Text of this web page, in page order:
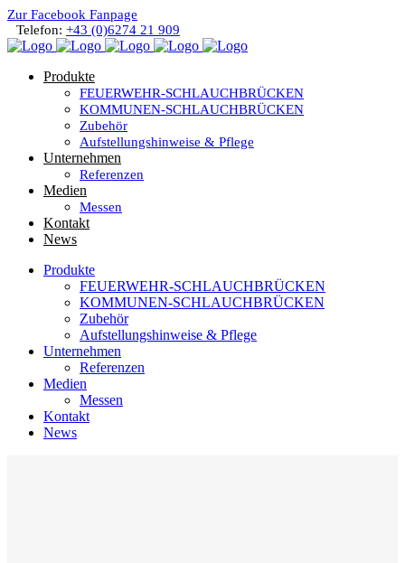
Zur Facebook Fanpage
Telefon: +43 (0)6274 21 909
Produkte
FEUERWEHR-SCHLAUCHBRÜCKEN
KOMMUNEN-SCHLAUCHBRÜCKEN
Zubehör
Aufstellungshinweise & Pflege
Unternehmen
Referenzen
Medien
Messen
Kontakt
News
Produkte
FEUERWEHR-SCHLAUCHBRÜCKEN
KOMMUNEN-SCHLAUCHBRÜCKEN
Zubehör
Aufstellungshinweise & Pflege
Unternehmen
Referenzen
Medien
Messen
Kontakt
News